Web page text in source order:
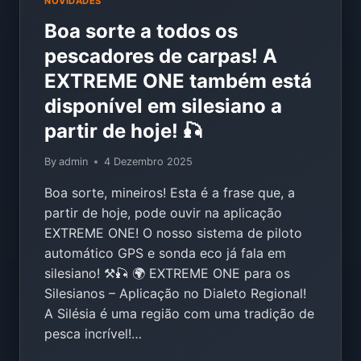
Boa sorte a todos os
pescadores de carpas! A
EXTREME ONE também está
disponível em silesiano a
partir de hoje! 🎣
By admin 4 Dezembro 2025
Boa sorte, mineiros! Esta é a frase que, a
partir de hoje, pode ouvir na aplicação
EXTREME ONE! O nosso sistema de piloto
automático GPS e sonda eco já fala em
silesiano! ⚒️🎣 🌍 EXTREME ONE para os
Silesianos – Aplicação no Dialeto Regional!
A Silésia é uma região com uma tradição de
pesca incrível!…